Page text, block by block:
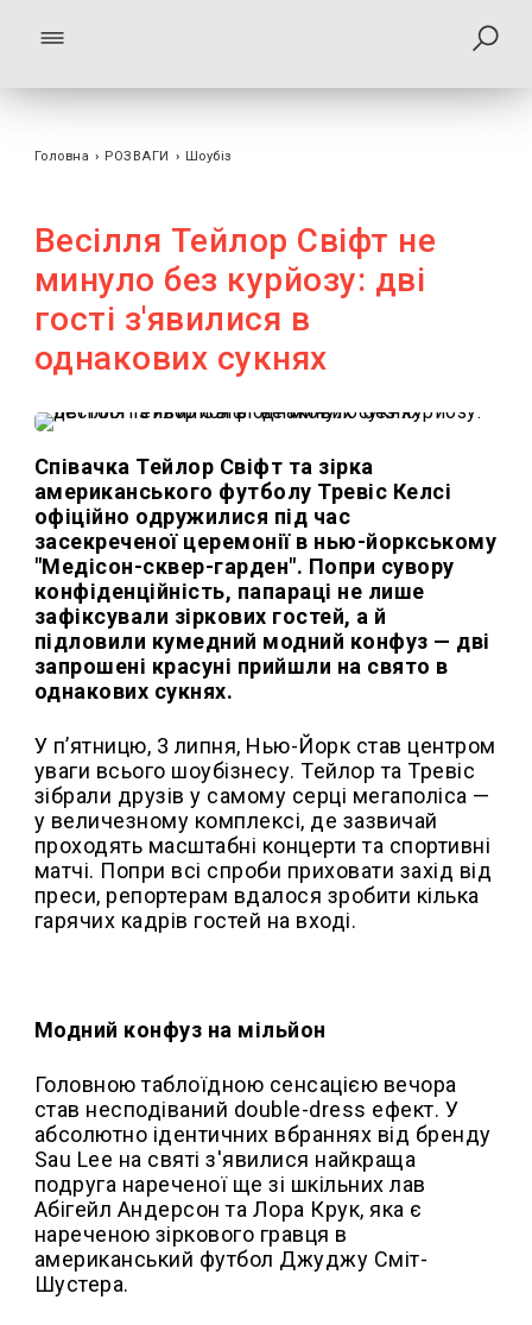
Головна › РОЗВАГИ › Шоубiз
Весілля Тейлор Свіфт не
минуло без курйозу: дві
гості з'явилися в
однакових сукнях
Співачка Тейлор Свіфт та зірка
американського футболу Тревіс Келсі
офіційно одружилися під час
засекреченої церемонії в нью-йоркському
"Медісон-сквер-гарден". Попри сувору
конфіденційність, папараці не лише
зафіксували зіркових гостей, а й
підловили кумедний модний конфуз — дві
запрошені красуні прийшли на свято в
однакових сукнях.
У п’ятницю, 3 липня, Нью-Йорк став центром
уваги всього шоубізнесу. Тейлор та Тревіс
зібрали друзів у самому серці мегаполіса —
у величезному комплексі, де зазвичай
проходять масштабні концерти та спортивні
матчі. Попри всі спроби приховати захід від
преси, репортерам вдалося зробити кілька
гарячих кадрів гостей на вході.
Модний конфуз на мільйон
Головною таблоїдною сенсацією вечора
став несподіваний double-dress ефект. У
абсолютно ідентичних вбраннях від бренду
Sau Lee на святі з'явилися найкраща
подруга нареченої ще зі шкільних лав
Абігейл Андерсон та Лора Крук, яка є
нареченою зіркового гравця в
американський футбол Джуджу Сміт-
Шустера.